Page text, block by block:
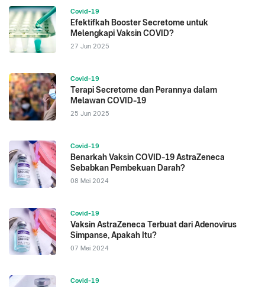
Covid-19
Efektifkah Booster Secretome untuk
Melengkapi Vaksin COVID?
27 Jun 2025
Covid-19
Terapi Secretome dan Perannya dalam
Melawan COVID-19
25 Jun 2025
Covid-19
Benarkah Vaksin COVID-19 AstraZeneca
Sebabkan Pembekuan Darah?
08 Mei 2024
Covid-19
Vaksin AstraZeneca Terbuat dari Adenovirus
Simpanse, Apakah Itu?
07 Mei 2024
Covid-19